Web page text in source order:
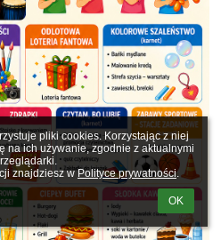
pliki cookies. Korzystając z niej
na ich używanie, zgodnie z aktualnymi
znajdziesz w Polityce prywatności.
OK